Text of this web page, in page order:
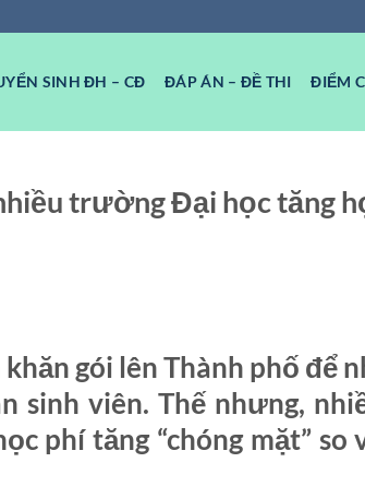
SINH ĐH – CĐ ĐÁP ÁN – ĐỀ THI ĐIỂM
trường Đại học tăng
gói lên Thành phố để
sinh viên. Thế nhưng,
phí tăng “chóng mặt” so